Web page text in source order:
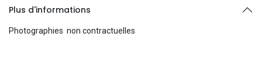
Plus d'informations
Photographies non contractuelles